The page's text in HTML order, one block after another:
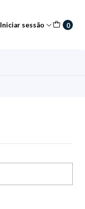
Iniciar sessão 0